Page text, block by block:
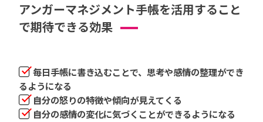
アンガーマネジメント手帳を活用すること
で期待できる効果
毎日手帳に書き込むことで、思考や感情の整理ができ
るようになる
自分の怒りの特徴や傾向が見えてくる
自分の感情の変化に気づくことができるようになる